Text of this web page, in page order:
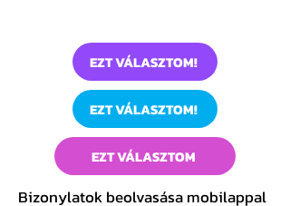
EZT VÁLASZTOM!
EZT VÁLASZTOM!
EZT VÁLASZTOM
Bizonylatok beolvasása mobilappal